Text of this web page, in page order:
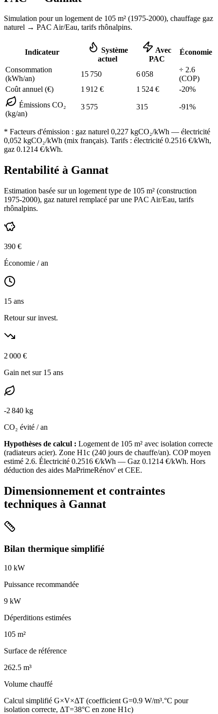
Simulation pour un logement de 105 m² (1975-2000), chauffage gaz
naturel → PAC Air/Eau, tarifs rhônalpins.
Indicateur
Système
actuel
Avec
PAC
Économie
Consommation
(kWh/an)
15 750 6 058
÷ 2.6
(COP)
Coût annuel (€)
1 912 € 1 524 € -20%
Émissions CO₂
(kg/an)
3 575 315 -91%
* Facteurs d'émission : gaz naturel 0,227 kgCO₂/kWh — électricité
0,052 kgCO₂/kWh (mix français). Tarifs : électricité 0.2516 €/kWh,
gaz 0.1214 €/kWh.
Rentabilité à Gannat
Estimation basée sur un logement type de 105 m² (construction
1975-2000), gaz naturel remplacé par une PAC Air/Eau, tarifs
rhônalpins.
390 €
Économie / an
15 ans
Retour sur invest.
2 000 €
Gain net sur 15 ans
-2 840 kg
CO₂ évité / an
Hypothèses de calcul : Logement de 105 m² avec isolation correcte
(radiateurs acier). Zone H1c (240 jours de chauffe/an). COP moyen
estimé 2.6. Électricité 0.2516 €/kWh — Gaz 0.1214 €/kWh. Hors
déduction des aides MaPrimeRénov' et CEE.
Dimensionnement et contraintes
techniques à Gannat
Bilan thermique simplifié
10 kW
Puissance recommandée
9 kW
Déperditions estimées
105 m²
Surface de référence
262.5 m³
Volume chauffé
Calcul simplifié G×V×ΔT (coefficient G=0.9 W/m³.°C pour
isolation correcte, ΔT=38°C en zone H1c)